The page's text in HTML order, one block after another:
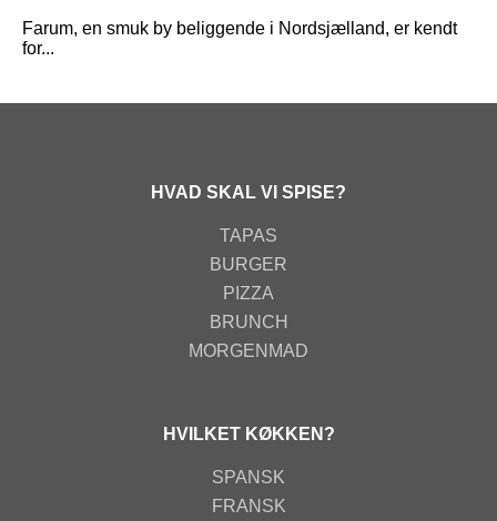
Farum, en smuk by beliggende i Nordsjælland, er kendt
for...
HVAD SKAL VI SPISE?
TAPAS
BURGER
PIZZA
BRUNCH
MORGENMAD
HVILKET KØKKEN?
SPANSK
FRANSK